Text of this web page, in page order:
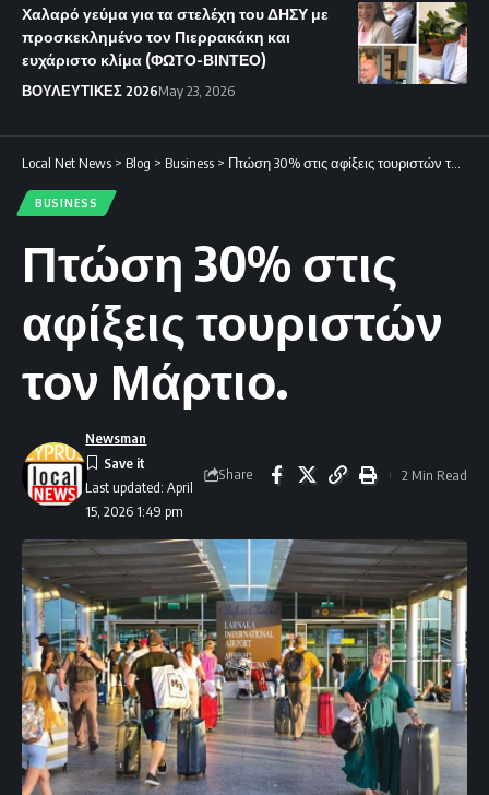
Χαλαρό γεύμα για τα στελέχη του ΔΗΣΥ με
προσκεκλημένο τον Πιερρακάκη και
ευχάριστο κλίμα (ΦΩΤΟ-ΒΙΝΤΕΟ)
ΒΟΥΛΕΥΤΙΚΕΣ 2026May 23, 2026
Local Net News > Blog > Business > Πτώση 30% στις αφίξεις τουριστών τον Μάρτιο.
BUSINESS
Πτώση 30% στις
αφίξεις τουριστών
τον Μάρτιο.
Last updated: April
15, 2026 1:49 pm
Newsman
Share 2 Min Read